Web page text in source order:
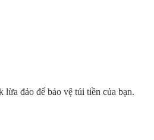
đảo để bảo vệ túi tiền của bạn.